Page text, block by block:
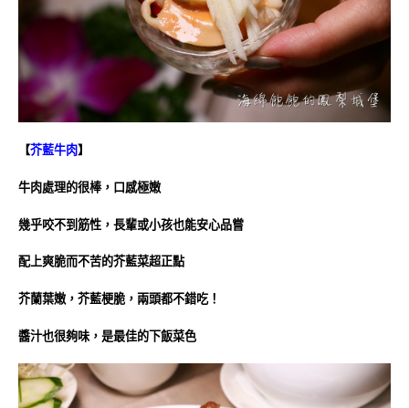
【芥藍牛肉】
牛肉處理的很棒，口感極嫩
幾乎咬不到筋性，長輩或小孩也能安心品嘗
配上爽脆而不苦的芥藍菜超正點
芥蘭葉嫩，芥藍梗脆，兩頭都不錯吃！
醬汁也很夠味，是最佳的下飯菜色